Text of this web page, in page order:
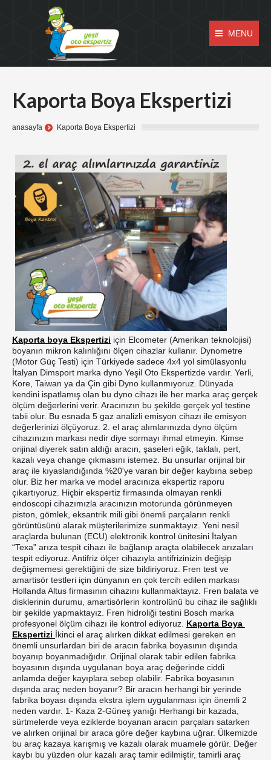
MENU
Kaporta Boya Ekspertizi
anasayfa Kaporta Boya Ekspertizi
Kaporta boya Ekspertizi için Elcometer (Amerikan teknolojisi)
boyanın mikron kalınlığını ölçen cihazlar kullanır. Dynometre
(Motor Güç Testi) için Türkiyede sadece 4x4 yol simülasyonlu
İtalyan Dimsport marka dyno Yeşil Oto Ekspertizde vardır. Yerli,
Kore, Taiwan ya da Çin gibi Dyno kullanmıyoruz. Dünyada
kendini ispatlamış olan bu dyno cihazı ile her marka araç gerçek
ölçüm değerlerini verir. Aracınızın bu şekilde gerçek yol testine
tabii olur. Bu esnada 5 gaz analizli emisyon cihazı ile emisyon
değerlerinizi ölçüyoruz. 2. el araç alımlarınızda dyno ölçüm
cihazınızın markası nedir diye sormayı ihmal etmeyin. Kimse
orijinal diyerek satın aldığı aracın, şaseleri eğik, taklalı, pert,
kazalı veya change çıkmasını istemez. Bu unsurlar orijinal bir
araç ile kıyaslandığında %20'ye varan bir değer kaybına sebep
olur. Biz her marka ve model aracınıza ekspertiz raporu
çıkartıyoruz. Hiçbir ekspertiz firmasında olmayan renkli
endoscopi cihazımızla aracınızın motorunda görünmeyen
piston, gömlek, eksantrik mili gibi önemli parçaların renkli
görüntüsünü alarak müşterilerimize sunmaktayız. Yeni nesil
araçlarda bulunan (ECU) elektronik kontrol ünitesini İtalyan
“Texa” arıza tespit cihazı ile bağlanıp araçta olabilecek arızaları
tespit ediyoruz. Antifriz ölçer cihazıyla antifrizinizin değişip
değişmemesi gerektiğini de size bildiriyoruz. Fren test ve
amartisör testleri için dünyanın en çok tercih edilen markası
Hollanda Altus firmasının cihazını kullanmaktayız. Fren balata ve
disklerinin durumu, amartisörlerin kontrolünü bu cihaz ile sağlıklı
bir şekilde yapmaktayız. Fren hidroliği testini Bosch marka
profesyonel ölçüm cihazı ile kontrol ediyoruz. Kaporta Boya
Ekspertizi İkinci el araç alırken dikkat edilmesi gereken en
önemli unsurlardan biri de aracın fabrika boyasının dışında
boyanıp boyanmadığıdır. Orijinal olarak tabir edilen fabrika
boyasının dışında uygulanan boya araç değerinde ciddi
anlamda değer kayıplara sebep olabilir. Fabrika boyasının
dışında araç neden boyanır? Bir aracın herhangi bir yerinde
fabrika boyası dışında ekstra işlem uygulanması için önemli 2
neden vardır. 1- Kaza 2-Güneş yanığı Herhangi bir kazada,
sürtmelerde veya eziklerde boyanan aracın parçaları satarken
ve alırken orijinal bir araca göre değer kaybına uğrar. Ülkemizde
bu araç kazaya karışmış ve kazalı olarak muamele görür. Değer
kaybı bu yüzden olur kazalı araç tamir edilmiştir, tamirli araç